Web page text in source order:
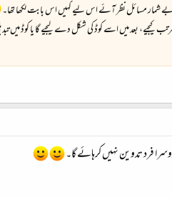
بے شمار مسائل نظر آئے اس لیے کہیں اس بابت لکھا تھا۔
بعد میں اسے کوڈ کی شکل دے لیجیے گا یا کوڈ میں
فرد تدوین نہیں کرہائے گا۔